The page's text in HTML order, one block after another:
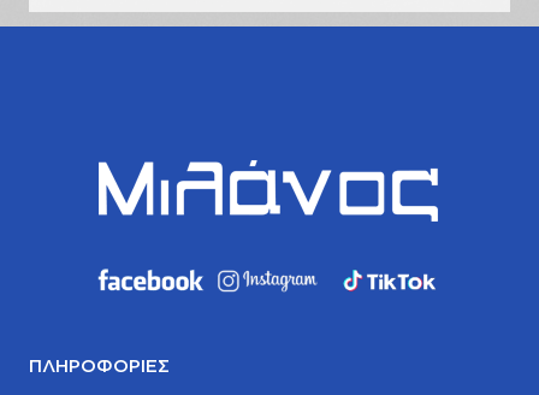
ΠΛΗΡΟΦΟΡΊΕΣ